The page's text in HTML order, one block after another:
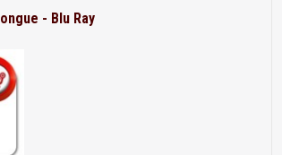
- Blu Ray